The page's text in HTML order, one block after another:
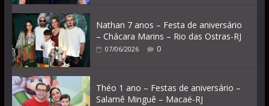
Nathan 7 anos – Festa de aniversário
– Chácara Marins – Rio das Ostras-RJ
07/06/2026 0
Théo 1 ano – Festas de aniversário –
Salamê Minguê – Macaé-RJ